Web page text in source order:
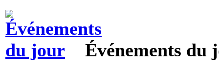
Événements du